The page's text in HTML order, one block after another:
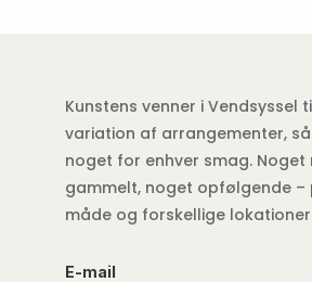
Kunstens venner i
variation af arrangementer,
noget for enhver smag. Noget
gammelt, noget opfølgende –
måde og forskellige
E-mail